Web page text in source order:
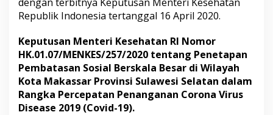
m
a
k
P
B
B
Republik Indonesia tertanggal 16 April 2020.
Keputusan Menteri Kesehatan RI Nomor
HK.01.07/MENKES/257/2020 tentang Penetapan
Pembatasan Sosial Berskala Besar di Wilayah
Kota Makassar Provinsi Sulawesi Selatan dalam
Rangka Percepatan Penanganan Corona Virus
Disease 2019 (Covid-19).